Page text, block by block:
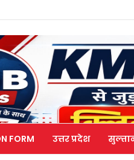
FORM उत्तर प्रदेश